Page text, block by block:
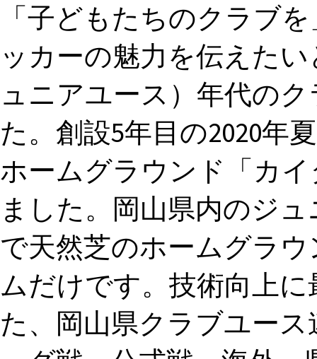
「子どもたちのクラブ
ッカーの魅力を伝えた
ュニアユース）年代の
た。創設5年目の2020年
ホームグラウンド「カ
ました。岡山県内のジ
で天然芝のホームグラ
ムだけです。技術向上
た、岡山県クラブユー